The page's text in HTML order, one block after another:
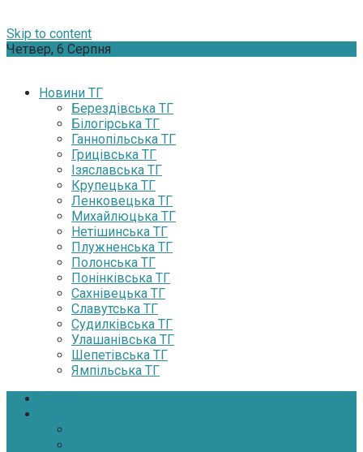
Skip to content
Четвер, 6 Серпня
Новини ТГ
Берездівська ТГ
Білогірська ТГ
Ганнопільська ТГ
Грицівська ТГ
Ізяславська ТГ
Крупецька ТГ
Ленковецька ТГ
Михайлюцька ТГ
Нетішинська ТГ
Плужненська ТГ
Полонська ТГ
Понінківська ТГ
Сахнівецька ТГ
Славутська ТГ
Судилківська ТГ
Улашанівська ТГ
Шепетівська ТГ
Ямпільська ТГ